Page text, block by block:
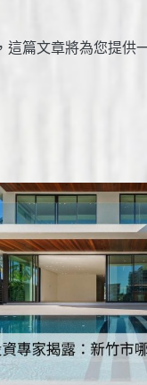
篇文章將為您提供